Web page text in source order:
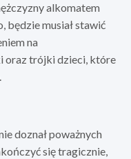
alkomatem
będzie musiał stawić
na
oraz trójki dzieci, które
doznał poważnych
się tragicznie,